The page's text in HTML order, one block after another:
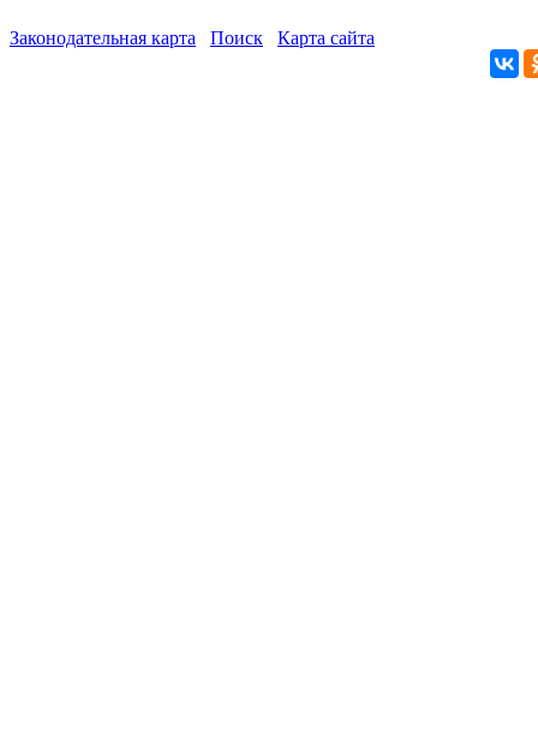
Законодательная карта Поиск Карта сайта